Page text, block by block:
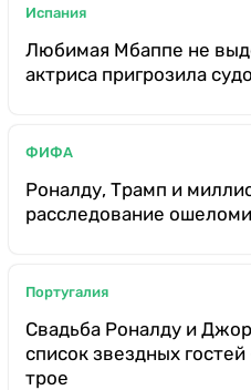
Испания
Любимая Мбаппе не
актриса пригрозила
ФИФА
Роналду, Трамп и
расследование
Португалия
Свадьба Роналду и
список звездных
трое